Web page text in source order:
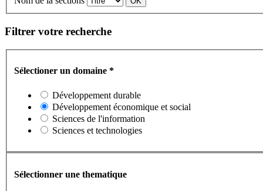
Filtrer votre recherche
Sélectioner un domaine *
Développement durable
Développement économique et social
Sciences de l'information
Sciences et technologies
Sélectionner une thematique